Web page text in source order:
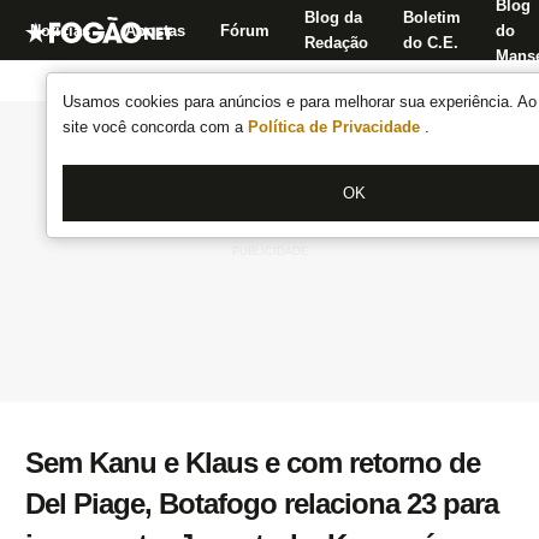
Usamos cookies para anúncios e para melhorar sua experiência.
site você concorda com a Política de Privacidade .
OK
Notícias Apostas Fórum
Blog da
Redação
Boletim
do C.E.
Blog
do
Sem Kanu e Klaus e com retorno de
Del Piage, Botafogo relaciona 23 para